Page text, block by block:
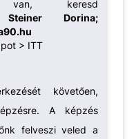
keresd
Steiner Dorina;
> ITT
követően,
A képzés
felveszi veled a